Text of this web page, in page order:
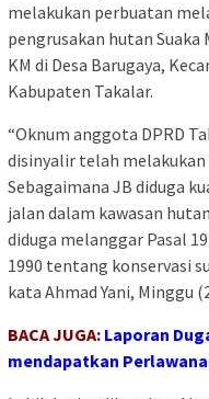
melakukan perbuatan
pengrusakan hutan Suaka
KM di Desa Barugaya,
Kabupaten Takalar.
“Oknum anggota DPRD
disinyalir telah
Sebagaimana JB diduga
jalan dalam kawasan
diduga melanggar Pasal
1990 tentang konservasi
kata Ahmad Yani, Minggu
BACA JUGA: Laporan
mendapatkan